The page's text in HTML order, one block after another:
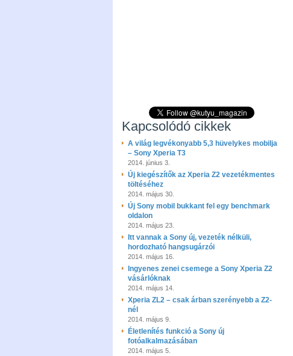
Kapcsolódó cikkek
A világ legvékonyabb 5,3 hüvelykes mobilja
– Sony Xperia T3
2014. június 3.
Új kiegészítők az Xperia Z2 vezetékmentes
töltéséhez
2014. május 30.
Új Sony mobil bukkant fel egy benchmark
oldalon
2014. május 23.
Itt vannak a Sony új, vezeték nélküli,
hordozható hangsugárzói
2014. május 16.
Ingyenes zenei csemege a Sony Xperia Z2
vásárlóknak
2014. május 14.
Xperia ZL2 – csak árban szerényebb a Z2-
nél
2014. május 9.
Életlenítés funkció a Sony új
fotóalkalmazásában
2014. május 5.